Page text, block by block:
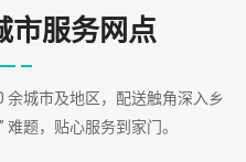
市服务网点
城市及地区，配送触角深入乡
难题，贴心服务到家门。